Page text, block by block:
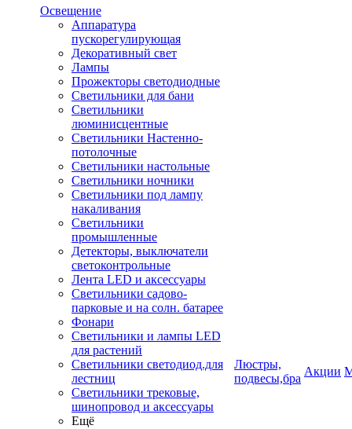
Освещение
Аппаратура
пускорегулирующая
Декоративный свет
Лампы
Прожекторы светодиодные
Светильники для бани
Светильники
люминисцентные
Светильники Настенно-
потолочные
Светильники настольные
Светильники ночники
Светильники под лампу
накаливания
Светильники
промышленные
Детекторы, выключатели
светоконтрольные
Лента LED и аксессуары
Светильники садово-
парковые и на солн. батарее
Фонари
Светильники и лампы LED
для растений
Светильники светодиод.для
лестниц
Светильники трековые,
шинопровод и аксессуары
Ещё
Люстры,
подвесы,бра
Акции